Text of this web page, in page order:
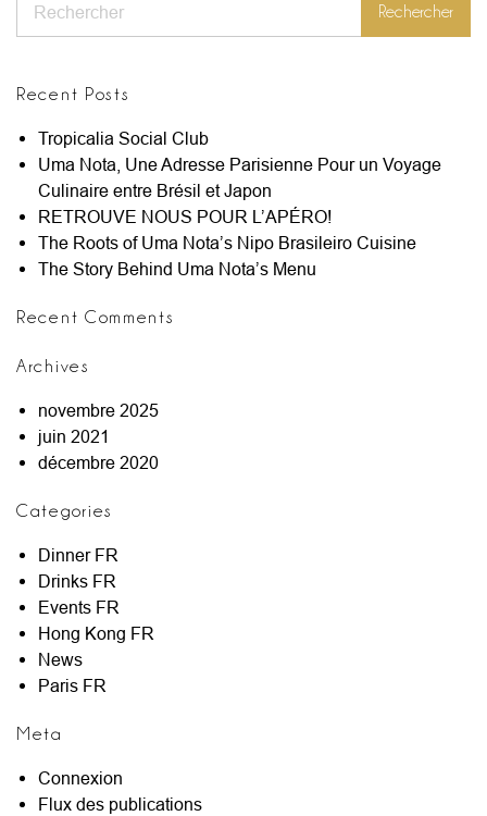
Rechercher
Recent Posts
Tropicalia Social Club
Uma Nota, Une Adresse Parisienne Pour un Voyage
Culinaire entre Brésil et Japon
RETROUVE NOUS POUR L’APÉRO!
The Roots of Uma Nota’s Nipo Brasileiro Cuisine
The Story Behind Uma Nota’s Menu
Recent Comments
Archives
novembre 2025
juin 2021
décembre 2020
Categories
Dinner FR
Drinks FR
Events FR
Hong Kong FR
News
Paris FR
Meta
Connexion
Flux des publications